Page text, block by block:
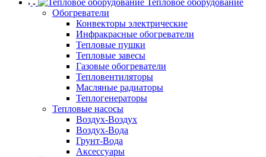
Тепловое оборудование
Обогреватели
Конвекторы электрические
Инфракрасные обогреватели
Тепловые пушки
Тепловые завесы
Газовые обогреватели
Тепловентиляторы
Масляные радиаторы
Теплогенераторы
Тепловые насосы
Воздух-Воздух
Воздух-Вода
Грунт-Вода
Аксессуары